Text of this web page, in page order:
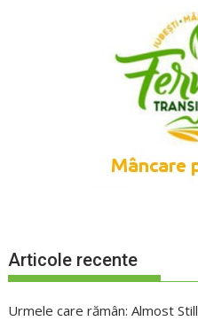
Articole recente
Urmele care rămân: Almost Still